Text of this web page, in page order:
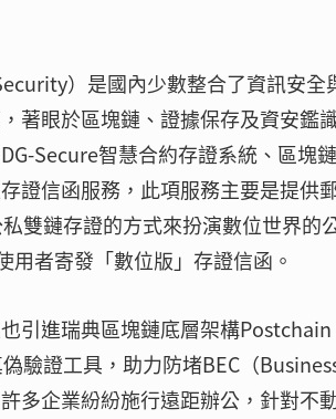
）是國內少數整合了資訊安全
著眼於區塊鏈、證據保存及資安鑑
Secure智慧合約存證系統、區塊
信函服務，此項服務主要是提供
雙鏈存證的方式來扮演數位世界的
者寄發「數位版」存證信函。
引進瑞典區塊鏈底層架構
驗證工具，助力防堵BEC（
企業紛紛施行遠距辦公，針對不